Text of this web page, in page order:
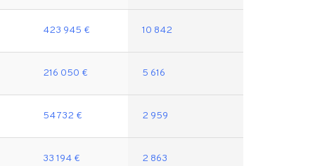
423 945 € 10 842
216 050 € 5 616
54 732 € 2 959
33 194 € 2 863